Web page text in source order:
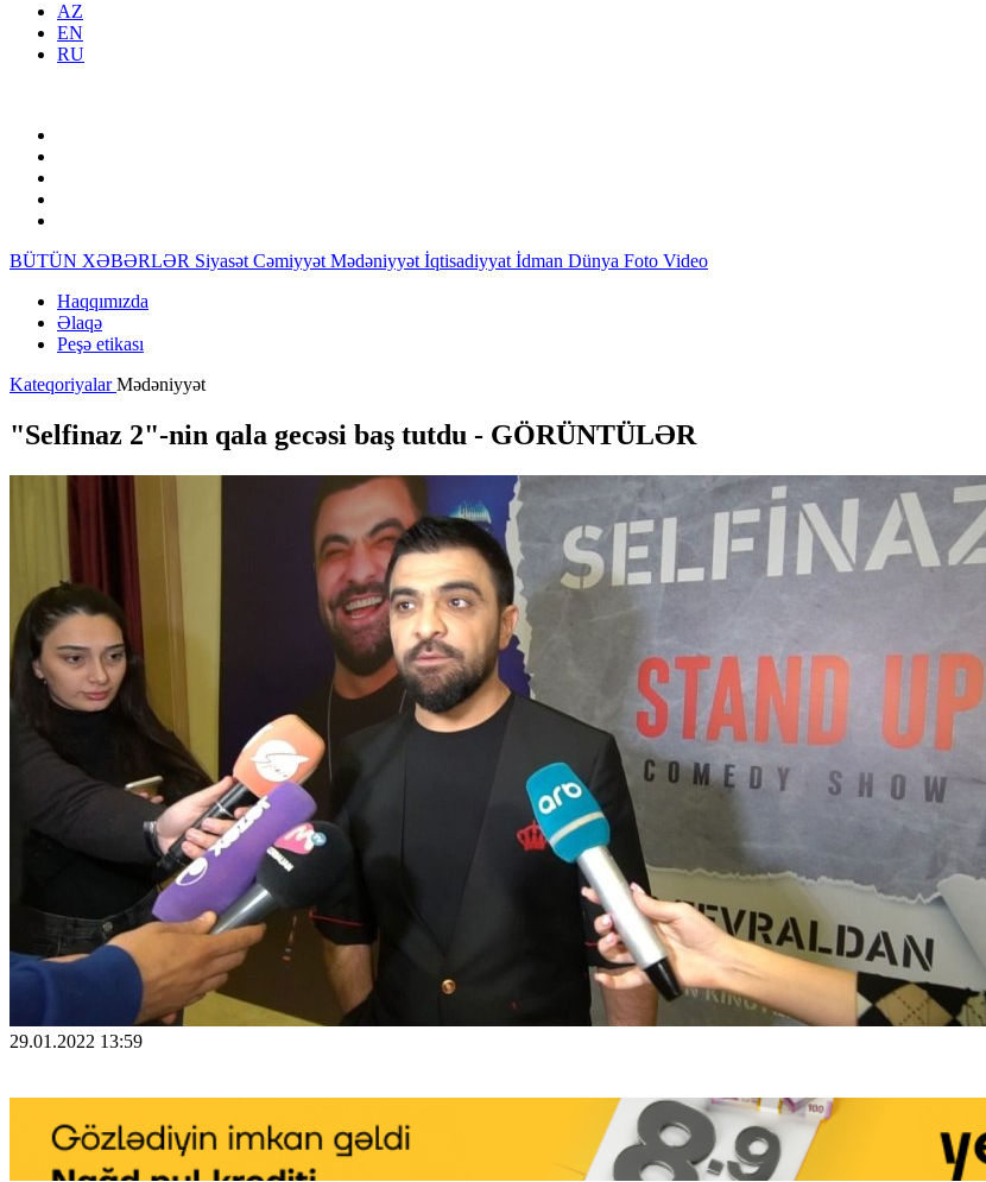
AZ
EN
RU
BÜTÜN XƏBƏRLƏR Siyasət Cəmiyyət Mədəniyyət İqtisadiyyat İdman Dünya Foto Video
Haqqımızda
Əlaqə
Peşə etikası
KateqoriyalarMədəniyyət
"Selfinaz 2"-nin qala gecəsi baş tutdu - GÖRÜNTÜLƏR
29.01.2022 13:59